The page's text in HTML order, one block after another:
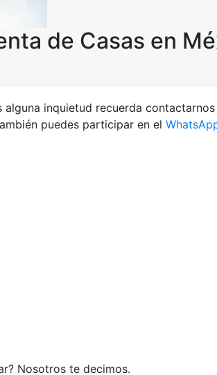
de Casas en
alguna inquietud recuerda
puedes participar en el
Nosotros te decimos.